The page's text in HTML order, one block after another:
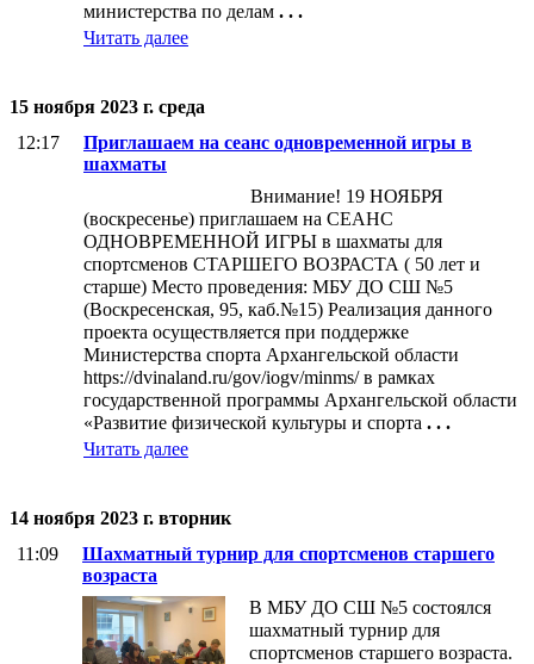
министерства по делам . . .
Читать далее
15 ноября 2023 г. среда
12:17
Приглашаем на сеанс одновременной игры в
шахматы
Внимание! 19 НОЯБРЯ
(воскресенье) приглашаем на СЕАНС
ОДНОВРЕМЕННОЙ ИГРЫ в шахматы для
спортсменов СТАРШЕГО ВОЗРАСТА ( 50 лет и
старше) Место проведения: МБУ ДО СШ №5
(Воскресенская, 95, каб.№15) Реализация данного
проекта осуществляется при поддержке
Министерства спорта Архангельской области
https://dvinaland.ru/gov/iogv/minms/ в рамках
государственной программы Архангельской области
«Развитие физической культуры и спорта . . .
Читать далее
14 ноября 2023 г. вторник
11:09
Шахматный турнир для спортсменов старшего
возраста
В МБУ ДО СШ №5 состоялся
шахматный турнир для
спортсменов старшего возраста.